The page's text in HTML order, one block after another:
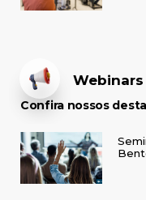
Confira nossos